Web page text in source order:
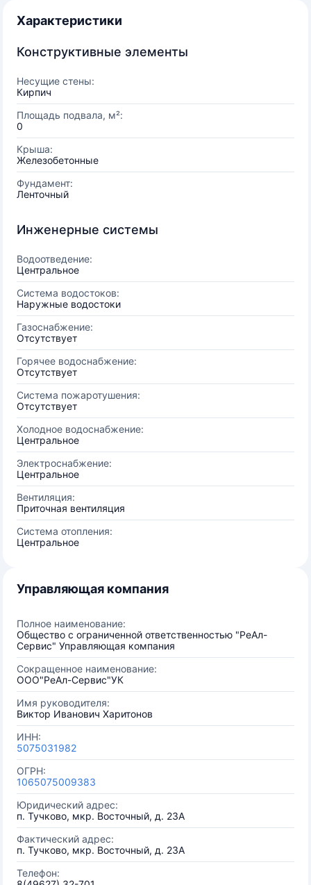
Характеристики
Конструктивные элементы
Несущие стены:
Кирпич
Площадь подвала, м²:
0
Крыша:
Железобетонные
Фундамент:
Ленточный
Инженерные системы
Водоотведение:
Центральное
Система водостоков:
Наружные водостоки
Газоснабжение:
Отсутствует
Горячее водоснабжение:
Отсутствует
Система пожаротушения:
Отсутствует
Холодное водоснабжение:
Центральное
Электроснабжение:
Центральное
Вентиляция:
Приточная вентиляция
Система отопления:
Центральное
Управляющая компания
Полное наименование:
Общество с ограниченной ответственностью "РеАл-
Сервис" Управляющая компания
Сокращенное наименование:
ООО"РеАл-Сервис"УК
Имя руководителя:
Виктор Иванович Харитонов
ИНН:
5075031982
ОГРН:
1065075009383
Юридический адрес:
п. Тучково, мкр. Восточный, д. 23А
Фактический адрес:
п. Тучково, мкр. Восточный, д. 23А
Телефон: